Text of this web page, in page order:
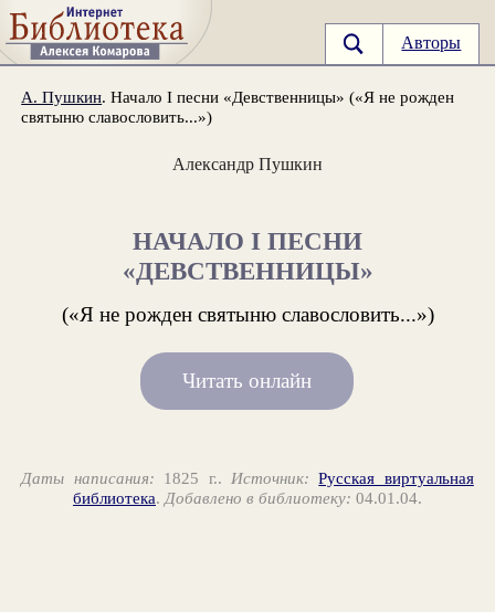
Авторы
А. Пушкин. Начало I песни «Девственницы» («Я не рожден
святыню славословить...»)
Александр Пушкин
НАЧАЛО I ПЕСНИ
«ДЕВСТВЕННИЦЫ»
(«Я не рожден святыню славословить...»)
Читать онлайн
Даты написания: 1825 г.. Источник: Русская виртуальная
библиотека. Добавлено в библиотеку: 04.01.04.